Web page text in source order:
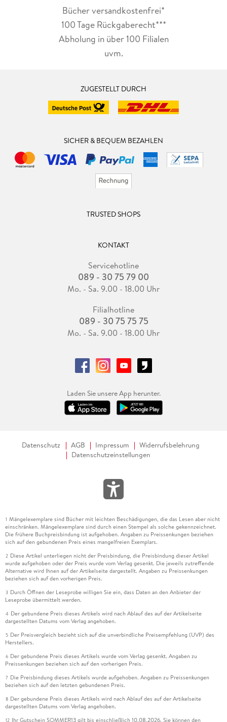
Bücher versandkostenfrei*
100 Tage Rückgaberecht***
Abholung in über 100 Filialen
uvm.
ZUGESTELLT DURCH
SICHER & BEQUEM BEZAHLEN
TRUSTED SHOPS
KONTAKT
Servicehotline
089 - 30 75 79 00
Mo. - Sa. 9.00 - 18.00 Uhr
Filialhotline
089 - 30 75 75 75
Mo. - Sa. 9.00 - 18.00 Uhr
Laden Sie unsere App herunter.
Datenschutz AGB Impressum
Widerrufsbelehrung
Datenschutzeinstellungen
1 Mängelexemplare sind Bücher mit leichten Beschädigungen, die das Lesen aber nicht
einschränken. Mängelexemplare sind durch einen Stempel als solche gekennzeichnet.
Die frühere Buchpreisbindung ist aufgehoben. Angaben zu Preissenkungen beziehen
sich auf den gebundenen Preis eines mangelfreien Exemplars.
2 Diese Artikel unterliegen nicht der Preisbindung, die Preisbindung dieser Artikel
wurde aufgehoben oder der Preis wurde vom Verlag gesenkt. Die jeweils zutreffende
Alternative wird Ihnen auf der Artikelseite dargestellt. Angaben zu Preissenkungen
beziehen sich auf den vorherigen Preis.
3 Durch Öffnen der Leseprobe willigen Sie ein, dass Daten an den Anbieter der
Leseprobe übermittelt werden.
4 Der gebundene Preis dieses Artikels wird nach Ablauf des auf der Artikelseite
dargestellten Datums vom Verlag angehoben.
5 Der Preisvergleich bezieht sich auf die unverbindliche Preisempfehlung (UVP) des
Herstellers.
6 Der gebundene Preis dieses Artikels wurde vom Verlag gesenkt. Angaben zu
Preissenkungen beziehen sich auf den vorherigen Preis.
7 Die Preisbindung dieses Artikels wurde aufgehoben. Angaben zu Preissenkungen
beziehen sich auf den letzten gebundenen Preis.
8 Der gebundene Preis dieses Artikels wird nach Ablauf des auf der Artikelseite
dargestellten Datums vom Verlag angehoben.
12 Ihr Gutschein SOMMER13 gilt bis einschließlich 10.08.2026. Sie können den